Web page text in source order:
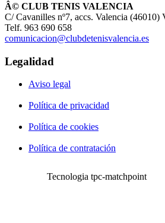
Â© CLUB TENIS VALENCIA
C/ Cavanilles nº7, accs. Valencia (46010)
Telf. 963 690 658
comunicacion@clubdetenisvalencia.es
Legalidad
Aviso legal
Política de privacidad
Política de cookies
Política de contratación
Tecnologia tpc-matchpoint